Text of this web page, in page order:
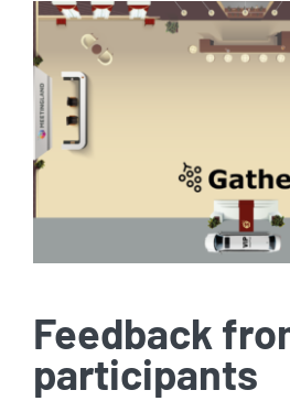
Feedback
participants